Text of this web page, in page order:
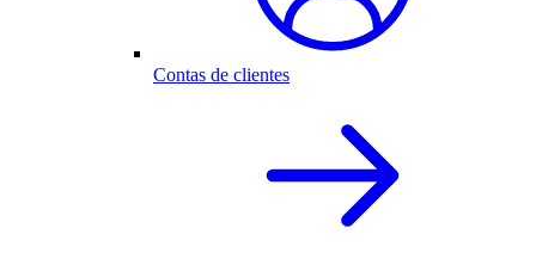
Contas de clientes